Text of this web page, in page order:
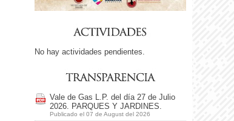
No hay actividades pendientes.
Vale de Gas L.P. del día 27 de Julio
2026. PARQUES Y JARDINES.
Publicado el 07 de August del 2026